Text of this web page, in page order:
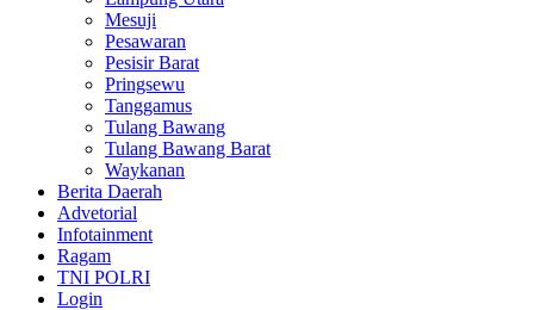
Mesuji
Pesawaran
Pesisir Barat
Pringsewu
Tanggamus
Tulang Bawang
Tulang Bawang Barat
Waykanan
Berita Daerah
Advetorial
Infotainment
Ragam
TNI POLRI
Login